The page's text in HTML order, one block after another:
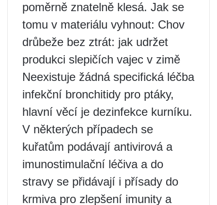
poměrně znatelně klesá. Jak se
tomu v materiálu vyhnout: Chov
drůbeže bez ztrát: jak udržet
produkci slepičích vajec v zimě
Neexistuje žádná specifická léčba
infekční bronchitidy pro ptáky,
hlavní věcí je dezinfekce kurníku.
V některých případech se
kuřatům podávají antivirová a
imunostimulační léčiva a do
stravy se přidávají i přísady do
krmiva pro zlepšení imunity a